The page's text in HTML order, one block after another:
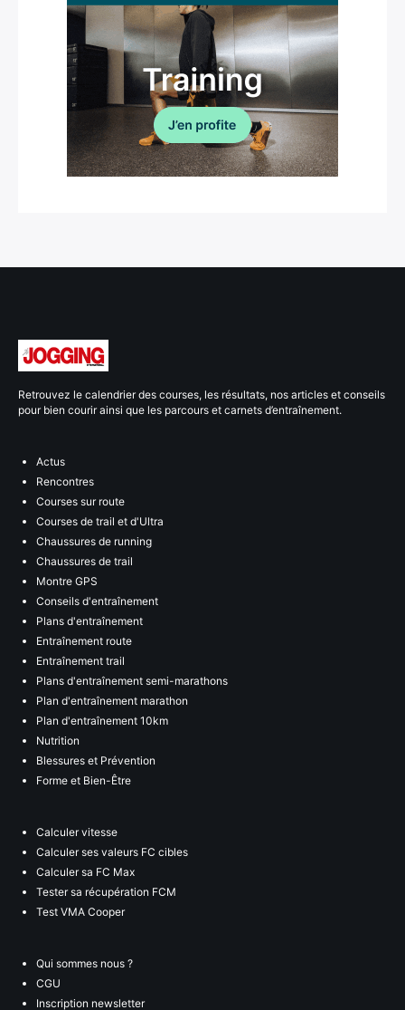
Retrouvez le calendrier des courses, les résultats, nos articles et conseils
pour bien courir ainsi que les parcours et carnets d’entraînement.
Actus
Rencontres
Courses sur route
Courses de trail et d'Ultra
Chaussures de running
Chaussures de trail
Montre GPS
Conseils d'entraînement
Plans d'entraînement
Entraînement route
Entraînement trail
Plans d'entraînement semi-marathons
Plan d'entraînement marathon
Plan d'entraînement 10km
Nutrition
Blessures et Prévention
Forme et Bien-Être
Calculer vitesse
Calculer ses valeurs FC cibles
Calculer sa FC Max
Tester sa récupération FCM
Test VMA Cooper
Qui sommes nous ?
CGU
Inscription newsletter